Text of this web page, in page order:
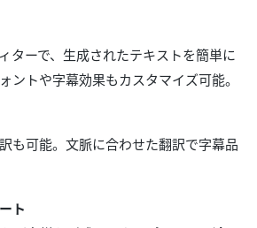
ターで、生成されたテキストを簡単に
ントや字幕効果もカスタマイズ可能。
も可能。文脈に合わせた翻訳で字幕品
ト